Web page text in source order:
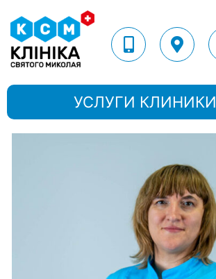
УСЛУГИ КЛИНИКИ